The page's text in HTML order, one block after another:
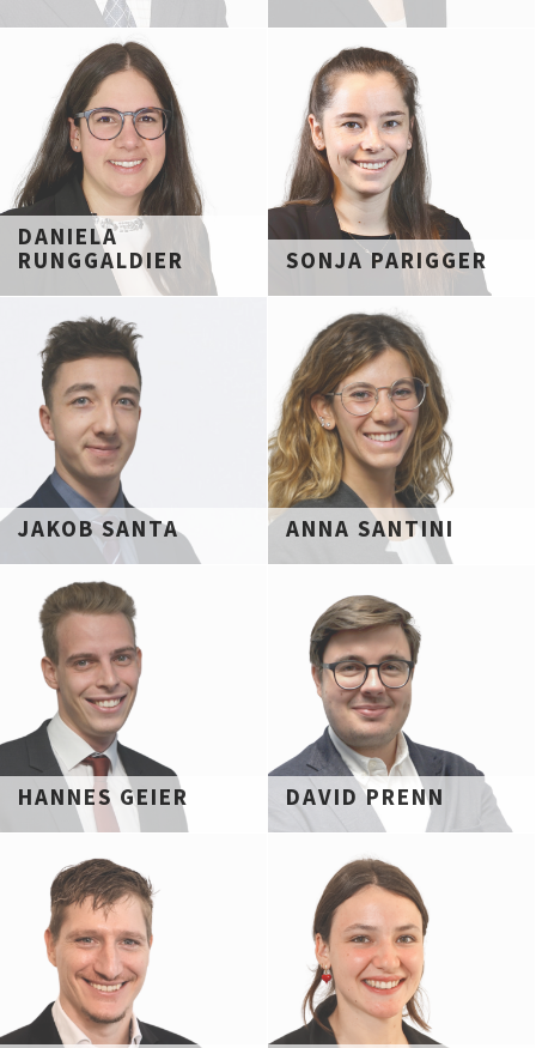
DANIELA
RUNGGALDIER
SONJA PARIGGER
JAKOB SANTA ANNA SANTINI
HANNES GEIER DAVID PRENN